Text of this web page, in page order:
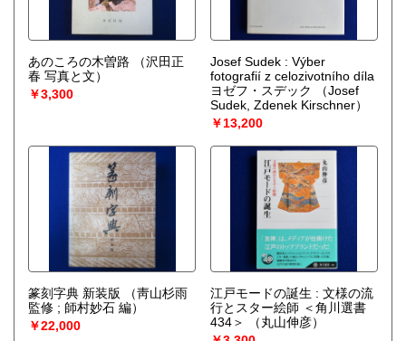
あのころの木曽路
（沢田正
春 写真と文）
￥3,300
Josef Sudek : Výber
fotografií z celozivotního díla
ヨゼフ・スデック
（Josef
Sudek, Zdenek Kirschner）
￥13,200
篆刻字典 新装版
（靑山杉雨
監修 ; 師村妙石 編）
￥22,000
江戸モードの誕生 : 文様の流
行とスター絵師 ＜角川選書
434＞
（丸山伸彦）